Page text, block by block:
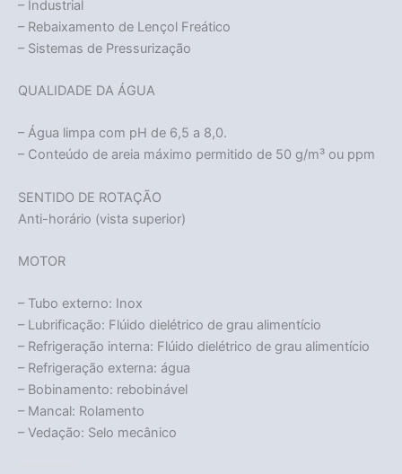
Acabou
– Industrial
– Rebaixamento de Lençol Freático
– Sistemas de Pressurização
QUALIDADE DA ÁGUA
– Água limpa com pH de 6,5 a 8,0.
– Conteúdo de areia máximo permitido de 50 g/m³ ou ppm
SENTIDO DE ROTAÇÃO
Anti-horário (vista superior)
MOTOR
– Tubo externo: Inox
– Lubrificação: Flúido dielétrico de grau alimentício
– Refrigeração interna: Flúido dielétrico de grau alimentício
– Refrigeração externa: água
– Bobinamento: rebobinável
– Mancal: Rolamento
– Vedação: Selo mecânico